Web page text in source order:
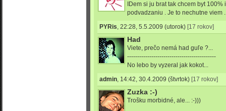
IDem si ju brat tak chcem byt 100%
podvadzaniu . Je to nechutne viem
PYRis, 22:28, 5.5.2009 (utorok) [17 rokov]
Had
Viete, prečo nemá had guľe ?...
--------------------------------------------
No lebo by vyzeral jak kokot...
admin, 14:42, 30.4.2009 (štvrtok) [17 rokov]
Zuzka :-)
Trošku morbidné, ale... :-)))